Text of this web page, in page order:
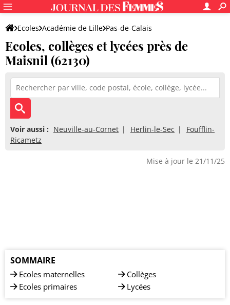
Ecoles Académie de Lille Pas-de-Calais
Ecoles, collèges et lycées près de
Maisnil (62130)
Voir aussi : Neuville-au-Cornet Herlin-le-Sec
Foufflin-
Ricametz
Mise à jour le 21/11/25
SOMMAIRE
Ecoles maternelles
Ecoles primaires
Collèges
Lycées